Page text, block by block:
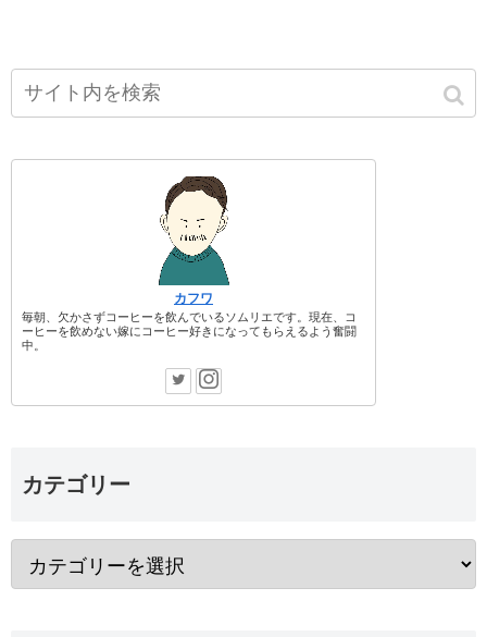
カフワ
毎朝、欠かさずコーヒーを飲んでいるソムリエです。現在、コ
ーヒーを飲めない嫁にコーヒー好きになってもらえるよう奮闘
中。
カテゴリー